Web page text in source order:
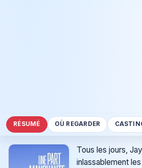
RÉSUMÉ OÙ REGARDER
Tous les jours,
inlassablement